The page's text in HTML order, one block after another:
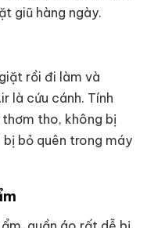
giũ hàng ngày.
rồi đi làm và
là cứu cánh. Tính
tho, không bị
bỏ quên trong máy